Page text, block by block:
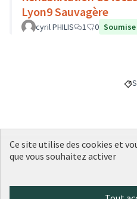
Lyon9 Sauvagère
cyril PHILIS 1 0
Budget
Ce site utilise des cookies et
que vous souhaitez activer